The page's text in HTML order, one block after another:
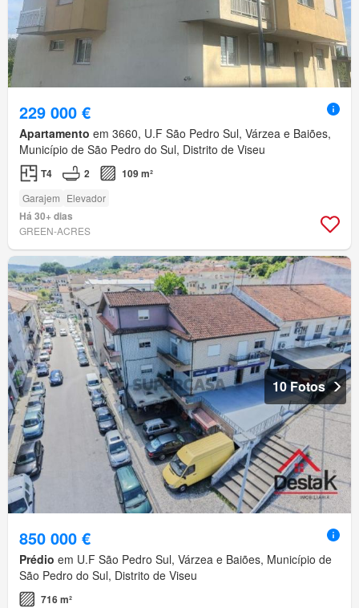
229 000 €
Apartamento em 3660, U.F São Pedro Sul, Várzea e Baiões,
Município de São Pedro do Sul, Distrito de Viseu
T4 2 109 m²
Garajem Elevador
Há 30+ dias
GREEN-ACRES
10 Fotos
850 000 €
Prédio em U.F São Pedro Sul, Várzea e Baiões, Município de
São Pedro do Sul, Distrito de Viseu
716 m²